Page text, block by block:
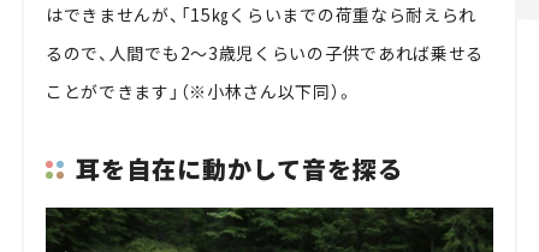
はできませんが、「15㎏くらいまでの荷重なら耐えられ
るので、人間でも2～3歳児くらいの子供であれば乗せる
ことができます」（※小林さん以下同）。
耳を自在に動かして音を探る